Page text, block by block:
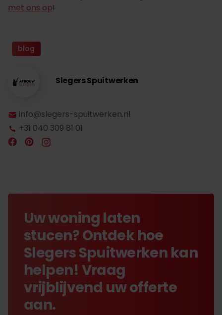
met ons op!
blog
Slegers Spuitwerken
info@slegers-spuitwerken.nl
+31 040 309 81 01
Uw woning laten
stucen? Ontdek hoe
Slegers Spuitwerken kan
helpen! Vraag
vrijblijvend uw offerte
aan.